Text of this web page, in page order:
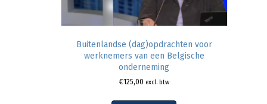
Buitenlandse (dag)opdrachten voor
werknemers van een Belgische
onderneming
€125,00 excl. btw